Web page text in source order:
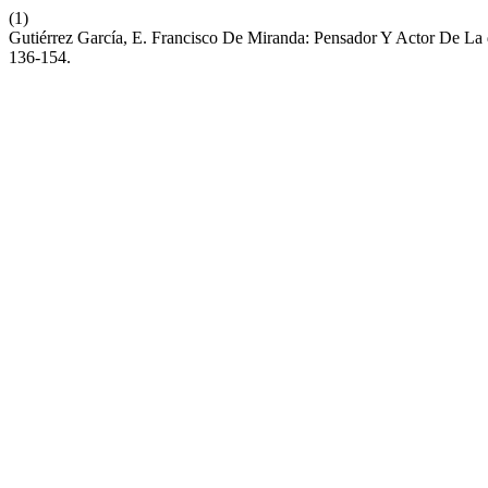
(1)
Gutiérrez García, E. Francisco De Miranda: Pensador Y Actor De
136-154.